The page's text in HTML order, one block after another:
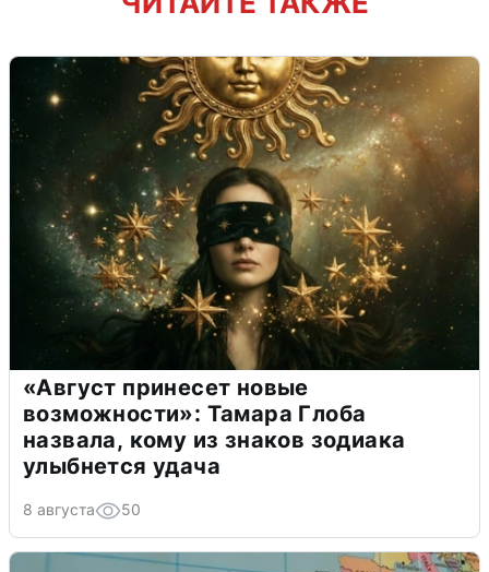
«Август принесет новые
возможности»: Тамара Глоба
назвала, кому из знаков зодиака
улыбнется удача
8 августа 50